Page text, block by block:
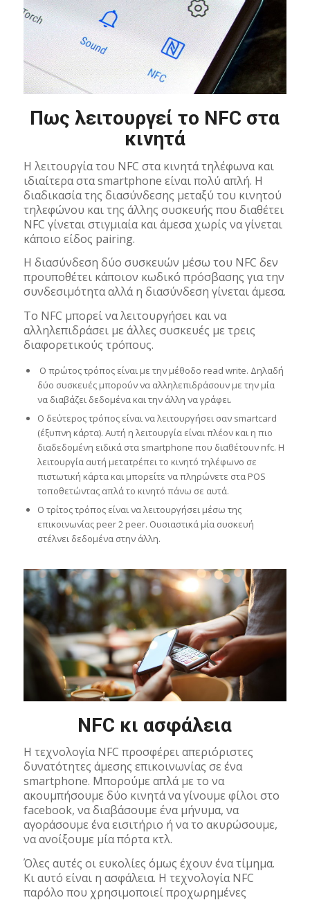
Πως λειτουργεί το NFC στα
κινητά
Η λειτουργία του NFC στα κινητά τηλέφωνα και
ιδιαίτερα στα smartphone είναι πολύ απλή. Η
διαδικασία της διασύνδεσης μεταξύ του κινητού
τηλεφώνου και της άλλης συσκευής που διαθέτει
NFC γίνεται στιγμιαία και άμεσα χωρίς να γίνεται
κάποιο είδος pairing.
Η διασύνδεση δύο συσκευών μέσω του NFC δεν
προυποθέτει κάποιον κωδικό πρόσβασης για την
συνδεσιμότητα αλλά η διασύνδεση γίνεται άμεσα.
To NFC μπορεί να λειτουργήσει και να
αλληλεπιδράσει με άλλες συσκευές με τρεις
διαφορετικούς τρόπους.
Ο πρώτος τρόπος είναι με την μέθοδο read write. Δηλαδή
δύο συσκευές μπορούν να αλληλεπιδράσουν με την μία
να διαβάζει δεδομένα και την άλλη να γράφει.
Ο δεύτερος τρόπος είναι να λειτουργήσει σαν smartcard
(έξυπνη κάρτα). Αυτή η λειτουργία είναι πλέον και η πιο
διαδεδομένη ειδικά στα smartphone που διαθέτουν nfc. Η
λειτουργία αυτή μετατρέπει το κινητό τηλέφωνο σε
πιστωτική κάρτα και μπορείτε να πληρώνετε στα POS
τοποθετώντας απλά το κινητό πάνω σε αυτά.
Ο τρίτος τρόπος είναι να λειτουργήσει μέσω της
επικοινωνίας peer 2 peer. Ουσιαστικά μία συσκευή
στέλνει δεδομένα στην άλλη.
NFC κι ασφάλεια
Η τεχνολογία NFC προσφέρει απεριόριστες
δυνατότητες άμεσης επικοινωνίας σε ένα
smartphone. Μπορούμε απλά με το να
ακουμπήσουμε δύο κινητά να γίνουμε φίλοι στο
facebook, να διαβάσουμε ένα μήνυμα, να
αγοράσουμε ένα εισιτήριο ή να το ακυρώσουμε,
να ανοίξουμε μία πόρτα κτλ.
Όλες αυτές οι ευκολίες όμως έχουν ένα τίμημα.
Κι αυτό είναι η ασφάλεια. Η τεχνολογία NFC
παρόλο που χρησιμοποιεί προχωρημένες